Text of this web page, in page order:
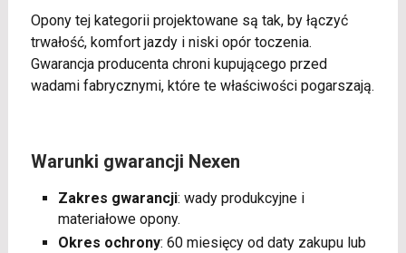
Opony tej kategorii projektowane są tak, by łączyć
trwałość, komfort jazdy i niski opór toczenia.
Gwarancja producenta chroni kupującego przed
wadami fabrycznymi, które te właściwości pogarszają.
Warunki gwarancji Nexen
Zakres gwarancji: wady produkcyjne i
materiałowe opony.
Okres ochrony: 60 miesięcy od daty zakupu lub